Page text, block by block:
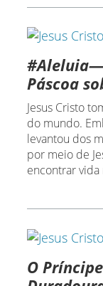
Páscoa
Jesus Cristo
do mundo.
levantou dos
por meio de
encontrar vida
O